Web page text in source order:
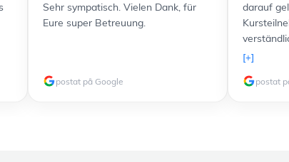
Sehr sympatisch. Vielen Dank, für
Eure super Betreuung.
postat på Google
darauf
sogar
nachdem
[+]
postat